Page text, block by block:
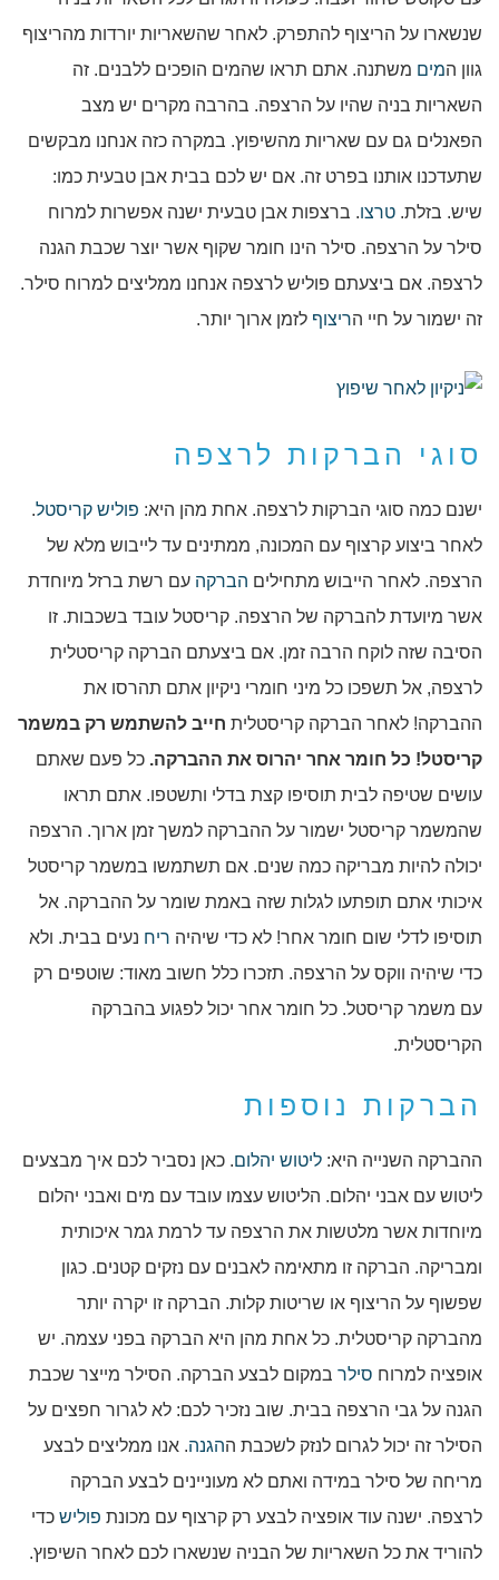
שנשארו על הריצוף להתפרק. לאחר שהשאריות יורדות מהריצוף
גוון המים משתנה. אתם תראו שהמים הופכים ללבנים. זה
השאריות בניה שהיו על הרצפה. בהרבה מקרים יש מצב
הפאנלים גם עם שאריות מהשיפוץ. במקרה כזה אנחנו מבקשים
שתעדכנו אותנו בפרט זה. אם יש לכם בבית אבן טבעית כמו:
שיש. בזלת. טרצו. ברצפות אבן טבעית ישנה אפשרות למרוח
סילר על הרצפה. סילר הינו חומר שקוף אשר יוצר שכבת הגנה
לרצפה. אם ביצעתם פוליש לרצפה אנחנו ממליצים למרוח סילר.
זה ישמור על חיי הריצוף לזמן ארוך יותר.
סוגי הברקות לרצפה
ישנם כמה סוגי הברקות לרצפה. אחת מהן היא: פוליש קריסטל.
לאחר ביצוע קרצוף עם המכונה, ממתינים עד לייבוש מלא של
הרצפה. לאחר הייבוש מתחילים הברקה עם רשת ברזל מיוחדת
אשר מיועדת להברקה של הרצפה. קריסטל עובד בשכבות. זו
הסיבה שזה לוקח הרבה זמן. אם ביצעתם הברקה קריסטלית
לרצפה, אל תשפכו כל מיני חומרי ניקיון אתם תהרסו את
ההברקה! לאחר הברקה קריסטלית חייב להשתמש רק במשמר
קריסטל! כל חומר אחר יהרוס את ההברקה. כל פעם שאתם
עושים שטיפה לבית תוסיפו קצת בדלי ותשטפו. אתם תראו
שהמשמר קריסטל ישמור על ההברקה למשך זמן ארוך. הרצפה
יכולה להיות מבריקה כמה שנים. אם תשתמשו במשמר קריסטל
איכותי אתם תופתעו לגלות שזה באמת שומר על ההברקה. אל
תוסיפו לדלי שום חומר אחר! לא כדי שיהיה ריח נעים בבית. ולא
כדי שיהיה ווקס על הרצפה. תזכרו כלל חשוב מאוד: שוטפים רק
עם משמר קריסטל. כל חומר אחר יכול לפגוע בהברקה
הקריסטלית.
הברקות נוספות
ההברקה השנייה היא: ליטוש יהלום. כאן נסביר לכם איך מבצעים
ליטוש עם אבני יהלום. הליטוש עצמו עובד עם מים ואבני יהלום
מיוחדות אשר מלטשות את הרצפה עד לרמת גמר איכותית
ומבריקה. הברקה זו מתאימה לאבנים עם נזקים קטנים. כגון
שפשוף על הריצוף או שריטות קלות. הברקה זו יקרה יותר
מהברקה קריסטלית. כל אחת מהן היא הברקה בפני עצמה. יש
אופציה למרוח סילר במקום לבצע הברקה. הסילר מייצר שכבת
הגנה על גבי הרצפה בבית. שוב נזכיר לכם: לא לגרור חפצים על
הסילר זה יכול לגרום לנזק לשכבת ההגנה. אנו ממליצים לבצע
מריחה של סילר במידה ואתם לא מעוניינים לבצע הברקה
לרצפה. ישנה עוד אופציה לבצע רק קרצוף עם מכונת פוליש כדי
להוריד את כל השאריות של הבניה שנשארו לכם לאחר השיפוץ.